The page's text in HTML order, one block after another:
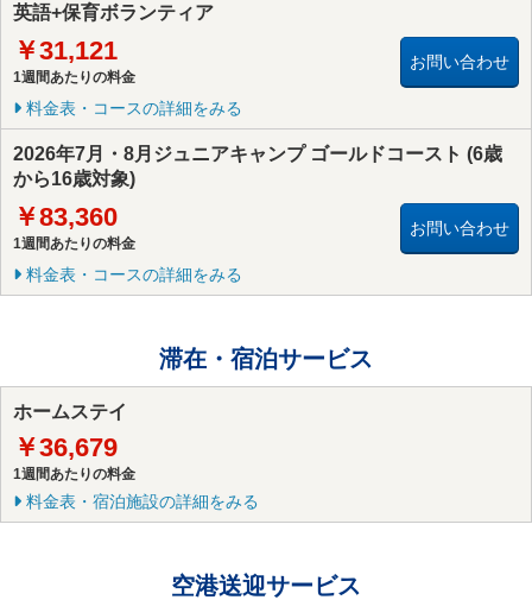
英語+保育ボランティア
￥31,121
1週間あたりの料金
お問い合わせ
料金表・コースの詳細をみる
2026年7月・8月ジュニアキャンプ ゴールドコースト (6歳
から16歳対象)
￥83,360
1週間あたりの料金
お問い合わせ
料金表・コースの詳細をみる
滞在・宿泊サービス
ホームステイ
￥36,679
1週間あたりの料金
料金表・宿泊施設の詳細をみる
空港送迎サービス